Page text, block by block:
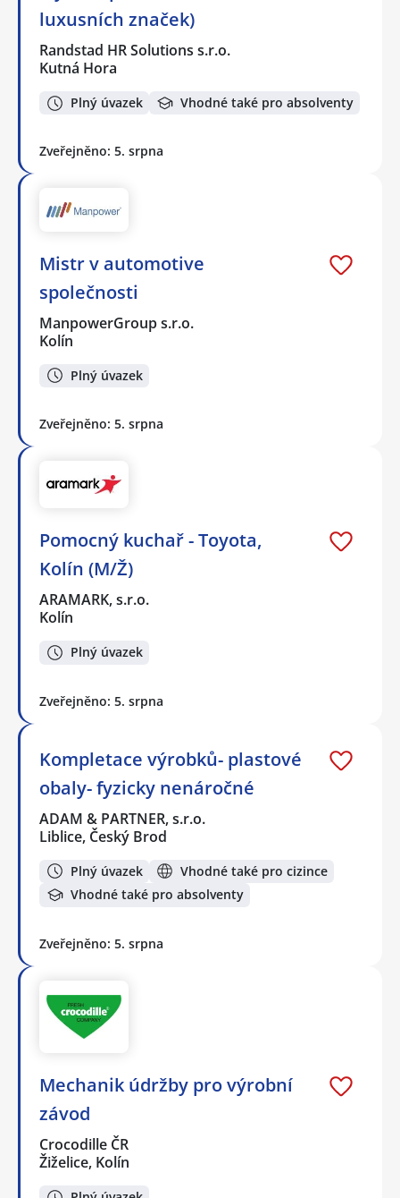
luxusních značek)
Randstad HR Solutions s.r.o.
Kutná Hora
Plný úvazek Vhodné také pro absolventy
Zveřejněno: 5. srpna
Mistr v automotive
společnosti
ManpowerGroup s.r.o.
Kolín
Plný úvazek
Zveřejněno: 5. srpna
Pomocný kuchař - Toyota,
Kolín (M/Ž)
ARAMARK, s.r.o.
Kolín
Plný úvazek
Zveřejněno: 5. srpna
Kompletace výrobků- plastové
obaly- fyzicky nenáročné
ADAM & PARTNER, s.r.o.
Liblice, Český Brod
Plný úvazek
Vhodné také pro cizince
Vhodné také pro absolventy
Zveřejněno: 5. srpna
Mechanik údržby pro výrobní
závod
Crocodille ČR
Žiželice, Kolín